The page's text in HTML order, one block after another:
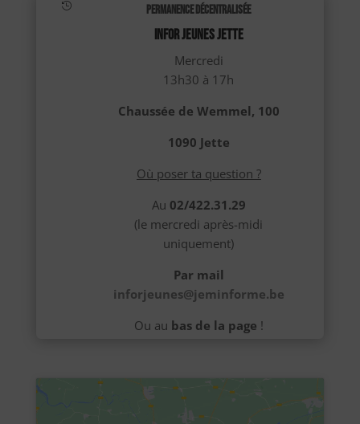
 Permanence décentralisée
INFOR JEUNES JETTE
Mercredi
13h30 à 17h
Chaussée de Wemmel, 100
1090 Jette
Où poser ta question ?
Au 02/422.31.29
(le mercredi après-midi
uniquement)
Par mail
inforjeunes@jeminforme.be
Ou au bas de la page !